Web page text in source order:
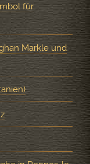
für
Markle und